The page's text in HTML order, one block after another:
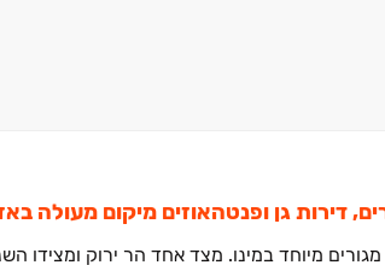
מיוחד במינו. מצד אחד הר ירוק ומצידו